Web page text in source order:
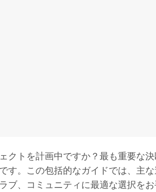
クトを計画中ですか？最も重要な
す。この包括的なガイドでは、主
ブ、コミュニティに最適な選択をお